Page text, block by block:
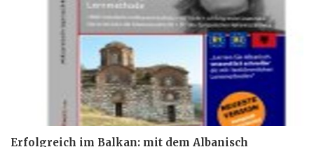
Erfolgreich im Balkan: mit dem Albanisch